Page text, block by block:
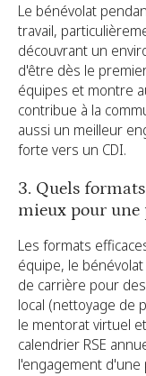
Le bénévolat
travail,
découvrant un
d'être dès le
équipes et montre
contribue à la
aussi un meilleur
forte vers un CDI.
3. Quels
mieux pour une
Les formats
équipe, le
de carrière pour
local (nettoyage de
le mentorat virtuel
calendrier RSE
l'engagement